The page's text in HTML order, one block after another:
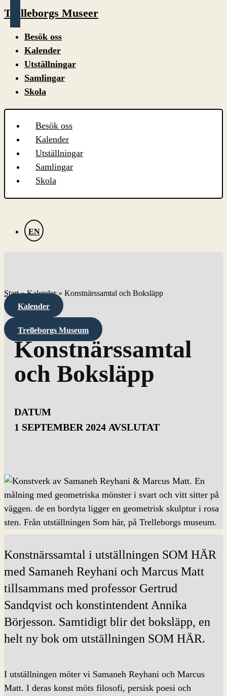
Trelleborgs Museer
Besök oss
Kalender
Utställningar
Samlingar
Skola
Besök oss
Kalender
Utställningar
Samlingar
Skola
EN
Start»Kalender» Konstnärssamtal och Boksläpp
Kalender
Trelleborgs Museum
Konstnärssamtal
och Boksläpp
DATUM
1 SEPTEMBER 2024 AVSLUTAT
Konstnärssamtal i utställningen SOM HÄR
med Samaneh Reyhani och Marcus Matt
tillsammans med professor Gertrud
Sandqvist och konstintendent Annika
Börjesson. Samtidigt blir det boksläpp, en
helt ny bok om utställningen SOM HÄR.
I utställningen möter vi Samaneh Reyhani och Marcus
Matt. I deras konst möts filosofi, persisk poesi och